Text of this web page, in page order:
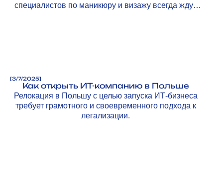
специалистов по маникюру и визажу всегда ждут
[3/7/2025]
Как открыть ИТ-компанию в Польше
Релокация в Польшу с целью запуска ИТ-бизнеса
требует грамотного и своевременного подхода к
легализации.